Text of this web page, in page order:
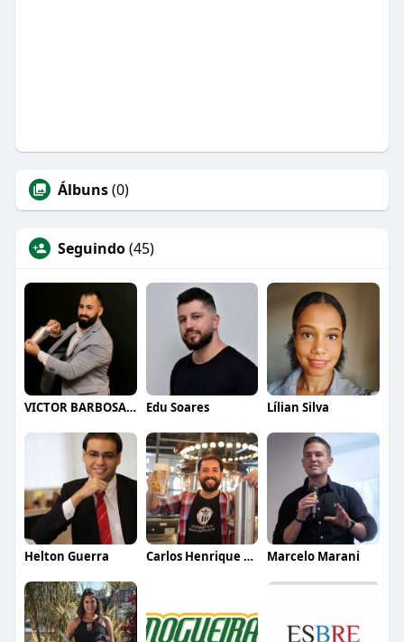
Álbuns(0)
Seguindo(45)
VICTOR BARBOSA QUARANTA Edu Soares Lílian Silva
Helton Guerra Carlos Henrique de Faria Vasconcelos Marcelo Marani